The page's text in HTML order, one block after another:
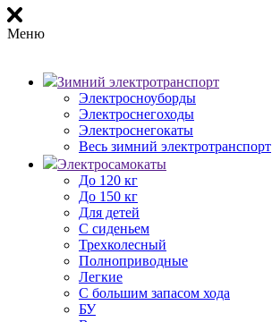
Меню
Зимний электротранспорт
Электросноуборды
Электроснегоходы
Электроснегокаты
Весь зимний электротранспорт
Электросамокаты
До 120 кг
До 150 кг
Для детей
С сиденьем
Трехколесный
Полноприводные
Легкие
С большим запасом хода
БУ